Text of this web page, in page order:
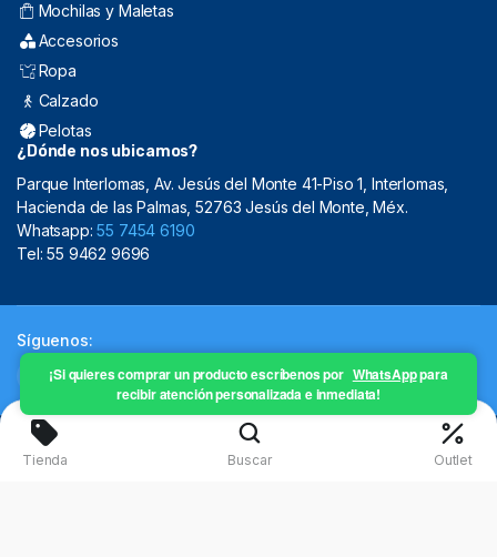
Mochilas y Maletas
Accesorios
Ropa
Calzado
Pelotas
¿Dónde nos ubicamos?
Parque Interlomas, Av. Jesús del Monte 41-Piso 1, Interlomas,
Hacienda de las Palmas, 52763 Jesús del Monte, Méx.
Whatsapp:55 7454 6190
Tel: 55 9462 9696
Síguenos:
Copyright 2024 © Mistral Sporting Goods 2024
¡Si quieres comprar un producto escríbenos por WhatsApppara
recibir atención personalizada e inmediata!
Tienda Buscar Outlet